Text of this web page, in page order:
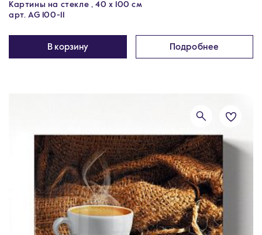
Картины на стекле , 40 x 100 см
арт. AG 100-11
В корзину Подробнее